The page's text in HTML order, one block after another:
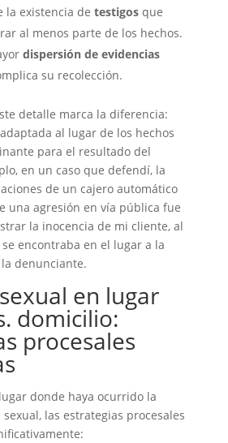
la existencia de testigosque
al menos parte de los hechos.
dispersión de evidencias
su recolección.
detalle marca la diferencia:
al lugar de los hechos
para el resultado del
en un caso que defendí, la
de un cajero automático
una agresión en vía pública fue
la inocencia de mi cliente, al
encontraba en el lugar a la
denunciante.
en lugar
domicilio:
procesales
donde haya ocurrido la
las estrategias procesales